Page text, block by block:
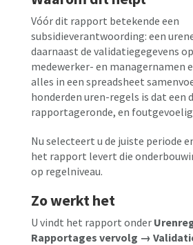
Vóór dit rapport betekende een
subsidieverantwoording: een
daarnaast de validatiegegevens
medewerker- en managernamen
alles in een spreadsheet
honderden uren-regels is dat een
rapportageronde, en
Nu selecteert u de juiste periode
het rapport levert die
op regelniveau.
Zo werkt het
U vindt het rapport onder
Rapportages vervolg →